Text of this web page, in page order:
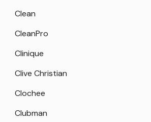
Clean
CleanPro
Clinique
Clive Christian
Clochee
Clubman